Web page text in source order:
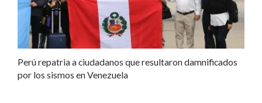
Perú repatria a ciudadanos que resultaron damnificados
por los sismos en Venezuela